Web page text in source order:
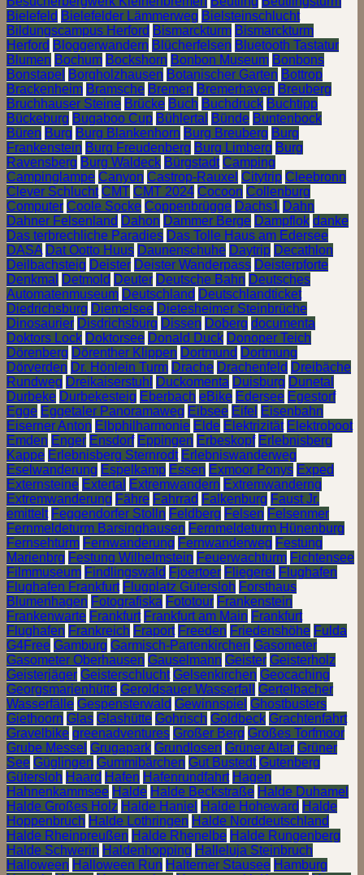
Bielefeld Bielefelder Lämmerweg Bielsteinschlucht
Bildungscampus Herford Bismarckturm Bismarckturm
Herford Bloggerwandern Blücherfelsen Bluetooth Tastatur
Blumen Bochum Bockshorn Bonbon Museum Bonbons
Bonstapel Borgholzhausen Botanischer Garten Bottrop
Brackenheim Bramsche Bremen Bremerhaven Breuberg
Bruchhauser Steine Brücke Buch Buchdruck Buchtipp
Bückeburg Bugaboo Cup Bühlertal Bünde Buntenbock
Büren Burg Burg Blankenhorn Burg Breuberg Burg
Frankenstein Burg Freudenberg Burg Limberg Burg
Ravensberg Burg Waldeck Bürgstadt Camping
Campinglampe Canyon Castrop-Rauxel Citytrip Cleebronn
Clever Schlucht CMT CMT 2024 Cocoon Collenburg
Computer Coole Socke Coppenbrügge Dachs1 Dahn
Dahner Felsenland Dahon Dammer Berge Dampflok danke
Das terbrechliche Paradies Das Tolle Haus am Edersee
DASA Dat Ootto Huus Daunenschuhe Daytrip Decathlon
Deilbachsteig Deister Deister Wanderpass Deisterpforte
Denkmal
Detmold Deuter Deutsche Bahn Deutsches
Automatenmuseum Deutschland Deutschlandticket
Diedrichsburg Diemelsee Dietesheimer Steinbrüche
Dinosaurier Disdrichsburg Dissen Doberg documenta
Doktors Lock Doktorsee Donald Duck Donoper Teich
Dörenberg Dörenther Klippen Dortmund Dortmung
Dörverden Dr. Hönlein Turm Drache Drachenfeld Dreibäche
Rundweg Dreikaiserstuhl Duckomenta Duisburg Dunetal
Durbeke Durbekesteig Eberbach eBike Edersee Egestorf
Egge Eggetaler Panoramaweg Eibsee Eifel Eisenbahn
Eiserner Anton Elbphilharmonie Elde Elektrizität Elektroboot
Emden Enger Ensdorf Eppingen Erbeskopf Erlebnisberg
Kappe Erlebnisberg Sternrodt Erlebniswanderweg
Eselwanderung Espelkamp Essen Exmoor Ponys Exped
Externsteine Extertal Extremwandern Extremwanderng
Extremwanderung Fähre Fahrrad Falkenburg Faust Jr.
emittelt Feggendorfer Stolln Feldberg Felsen Felsenmer
Fernmeldeturm Barsinghausen Fernmeldeturm Hünenburg
Fernsehturm Fernwanderung Fernwanderweg Festung
Marienbrg Festung Wilhelmstein Feuerwachturm Fichtensee
Filmmuseum Findlingswald Fjoertoer Fliegerei Flughafen
Flughafen Frankfurt Flugplatz Gütersloh Forsthaus
Blumenhagen Fotografiska Fototour Frankenstein
Frankenwarte Frankfurt Frankfurt am Main Frankfurt
Flughafen Frankreich Fraport Freeden Friedenshöhe Fulda
G4Free Gamburg Garmisch-Partenkirchen Gasometer
Gasometer Oberhausen Gauselmann Geister Geisterholz
Geisterjäger Geisterschlucht Gelsenkirchen Geocaching
Georgsmarienhütte Geroldsauer Wasserfall
Gertelbacher
Wasserfälle Gespensterwald Gewinnspiel Ghostbusters
Giethoorn Glas Glashütte Gohrisch Goldbeck Grachtenfahrt
Gravelbike greenadventures Großer Berg Großes Torfmoor
Grube Messel Grugapark Grundlosen Grüner Altar Grüner
See Güglingen Gummibärchen Gut Bustedt Gutenberg
Gütersloh Haard Hafen Hafenrundfahrt Hagen
Hahnenkammsee Halde Halde Beckstraße Halde Duhamel
Halde Großes Holz Halde Haniel Halde Hoheward Halde
Hoppenbruch Halde Lothringen Halde Norddeutschland
Halde Rheinpreußen Halde Rhenelbe Halde Rungenberg
Halde Schwerin Haldenhopping Halleluja Steinbruch
Halloween Halloween Run Halterner Stausee Hamburg